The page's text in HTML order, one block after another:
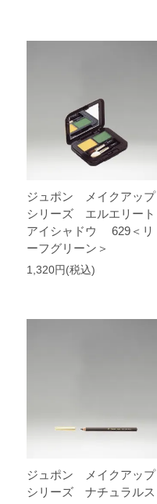
ジュポン メイクアップ
シリーズ エルエリート
アイシャドウ 629＜リ
ーフグリーン＞
1,320円(税込)
ジュポン メイクアップ
シリーズ ナチュラルス